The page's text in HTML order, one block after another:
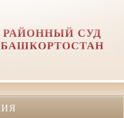
РАЙОННЫЙ СУД